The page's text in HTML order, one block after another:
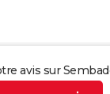
avis sur